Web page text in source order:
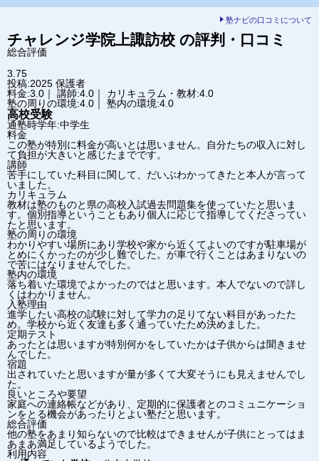
塾ナビの口コミについて
チャレンジ学院上諏訪校 の評判・口コミ
総合評価
3.75
投稿:2025 保護者
料金:3.0｜ 講師:4.0｜ カリキュラム・教材:4.0
塾の周りの環境:4.0｜ 塾内の環境:4.0
高校受験
通塾時学年:中学生
料金
この塾が特別に料金が高いとは思いません。自分たちの収入に対し
て負担が大きいと感じたまでです。
講師
苦手にしていた科目に関して、だいぶわかってきたと本人が言って
いました。
カリキュラム
教材は塾のものと県の高校入試過去問題集を使っていたと思いま
す。個別指導ということもあり個人に応じて指導してくださってい
たと思います。
塾の周りの環境
わかりやすい場所にあり学校や家から近くてよいのですが駐車場が
とめにくかったのが少し難でした。が車で行くことはあまりないの
で苦にはなりませんでした。
塾内の環境
落ち着いた環境でよかったのではと思います。本人でないので詳し
くはわかりません。
入塾理由
進学したい高校の試験に対して学力の足りてない科目があったた
め。学校から近く友達も多く通っていたため決めました。
定期テスト
あったとは思いますが特別何かをしていたかは子供からは聞きませ
んでした。
宿題
出されていたと思いますが量が多くて大変そうにも見えませんでし
た。
良いところや要望
家庭への連絡帳などがあり、定期的に保護者とのコミュニケーショ
ンをとる機会があったりとよい塾だと思います。
総合評価
他の塾をあまり知らないので比較はできませんが子供にとってはま
あまあ満足しているようでした。
利用内容